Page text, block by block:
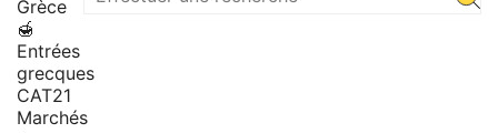
Grèce
🍯
Entrées
grecques
CAT21
Marchés